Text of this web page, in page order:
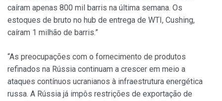
caíram apenas 800 mil barris na última semana. Os
estoques de bruto no hub de entrega de WTI, Cushing,
caíram 1 milhão de barris.”
“As preocupações com o fornecimento de produtos
refinados na Rússia continuam a crescer em meio a
ataques contínuos ucranianos à infraestrutura energética
russa. A Rússia já impôs restrições de exportação de